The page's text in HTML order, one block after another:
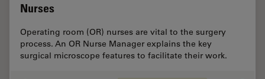
Nurses
Operating room (OR) nurses are vital to the surgery
process. An OR Nurse Manager explains the key
surgical microscope features to facilitate their work.